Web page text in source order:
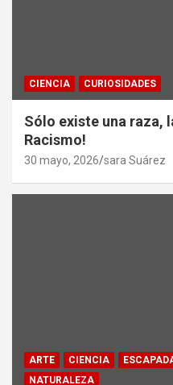
CIENCIA CURIOSIDADES
Sólo existe una raza,
Racismo!
30 mayo, 2026 sara Suárez
ARTE CIENCIA
NATURALEZA